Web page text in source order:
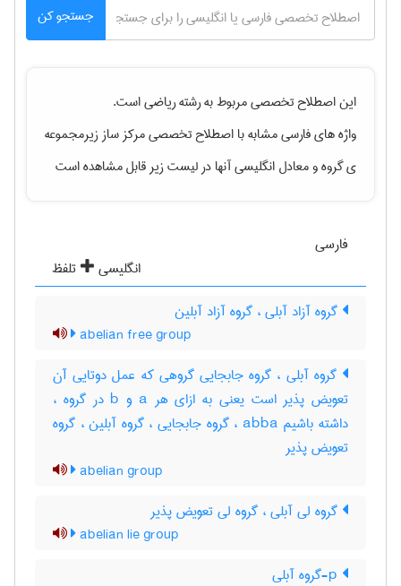
جستجو کن
این اصطلاح تخصصی مربوط به رشتهرياضیاست.
واژه های فارسی مشابه با اصطلاح تخصصیمرکز ساز زیرمجموعه
ی گروهو معادل انگلیسی آنها در لیست زیر قابل مشاهده است
فارسی
انگلیسی
تلفظ
گروه آزاد آبلی ، گروه آزاد آبلین
abelian free group
گروه آبلی ، گروه جابجایی گروهی که عمل دوتایی آن
تعویض پذیر است یعنی به ازای هر a و b در گروه ،
داشته باشیم abba ، گروه جابجایی ، گروه آبلین ، گروه
تعویض پذیر
abelian group
گروه لی آبلی ، گروه لی تعویض پذیر
abelian lie group